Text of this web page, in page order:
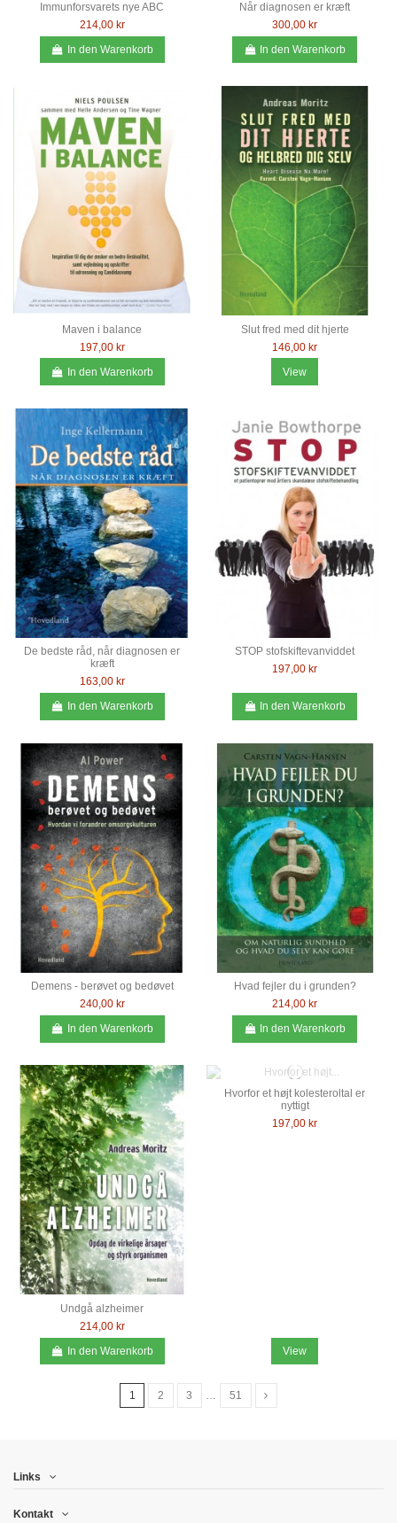
Immunforsvarets nye ABC
214,00 kr
In den Warenkorb
Når diagnosen er kræft
300,00 kr
In den Warenkorb
Maven i balance
197,00 kr
In den Warenkorb
Slut fred med dit hjerte
146,00 kr
View
De bedste råd, når diagnosen er
kræft
163,00 kr
In den Warenkorb
STOP stofskiftevanviddet
197,00 kr
In den Warenkorb
Demens - berøvet og bedøvet
240,00 kr
In den Warenkorb
Hvad fejler du i grunden?
214,00 kr
In den Warenkorb
Undgå alzheimer
214,00 kr
In den Warenkorb
Hvorfor et højt kolesteroltal er
nyttigt
197,00 kr
View
1 2 3 51
Links
Kontakt